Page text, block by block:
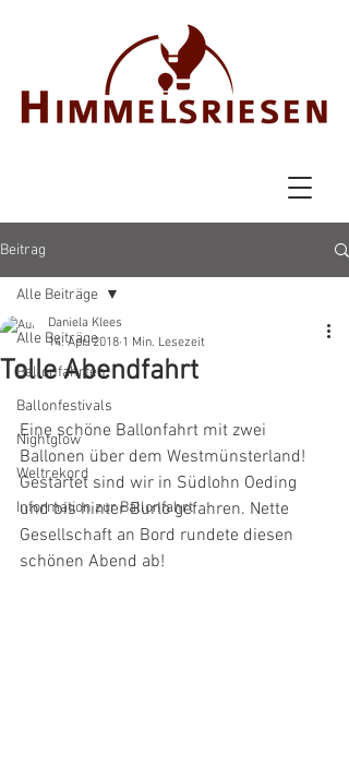
Beitrag
Alle Beiträge
Ballonfahrten
Ballonfestivals
Nightglow
Weltrekord
Information zur Ballonfahrt
Alle Beiträge
Tolle Abendfahrt
Daniela Klees
14. Apr. 2018 1 Min. Lesezeit
Eine schöne Ballonfahrt mit zwei
Ballonen über dem Westmünsterland!
Gestartet sind wir in Südlohn Oeding
und bis hinter Burlo gefahren. Nette
Gesellschaft an Bord rundete diesen
schönen Abend ab!